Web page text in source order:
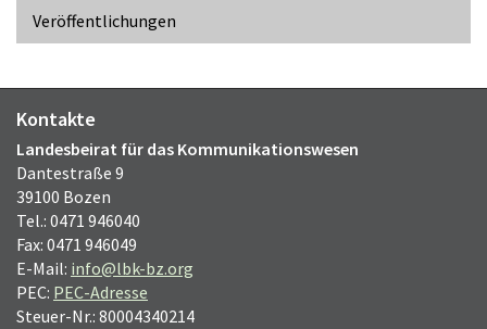
Veröffentlichungen
Kontakte
Landesbeirat für das Kommunikationswesen
Dantestraße 9
39100 Bozen
Tel.: 0471 946040
Fax: 0471 946049
E-Mail: info@lbk-bz.org
PEC: PEC-Adresse
Steuer-Nr.: 80004340214